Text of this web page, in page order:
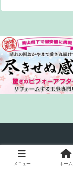
© 2020 岡山市の
メニュー ホーム